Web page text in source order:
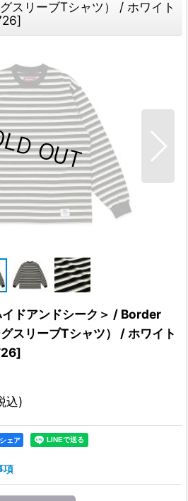
スリーブTシャツ） / ホワイト
]
ドアンドシーク＞ / Border
スリーブTシャツ） / ホワイト
]
込)
ェア
項